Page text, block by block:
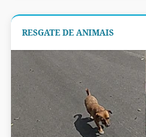
RESGATE DE ANIMAIS